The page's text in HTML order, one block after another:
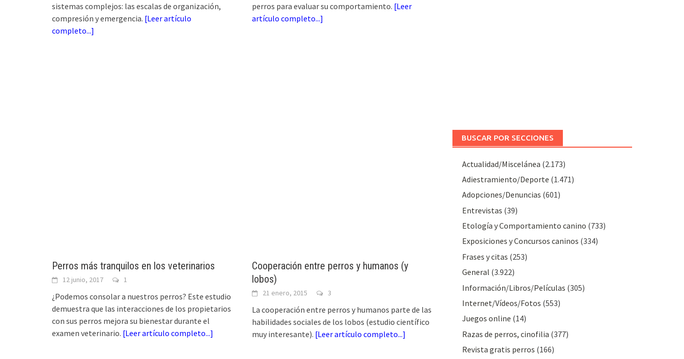
sistemas complejos: las escalas de organización,
compresión y emergencia. [Leer artículo
completo...]
perros para evaluar su comportamiento. [Leer
artículo completo...]
Perros más tranquilos en los veterinarios
12 junio, 2017 1
¿Podemos consolar a nuestros perros? Este estudio
demuestra que las interacciones de los propietarios
con sus perros mejora su bienestar durante el
examen veterinario. [Leer artículo completo...]
Cooperación entre perros y humanos (y
lobos)
21 enero, 2015 3
La cooperación entre perros y humanos parte de las
habilidades sociales de los lobos (estudio científico
muy interesante). [Leer artículo completo...]
BUSCAR POR SECCIONES
Actualidad/Miscelánea (2.173)
Adiestramiento/Deporte (1.471)
Adopciones/Denuncias (601)
Entrevistas (39)
Etología y Comportamiento canino (733)
Exposiciones y Concursos caninos (334)
Frases y citas (253)
General (3.922)
Información/Libros/Películas (305)
Internet/Vídeos/Fotos (553)
Juegos online (14)
Razas de perros, cinofilia (377)
Revista gratis perros (166)